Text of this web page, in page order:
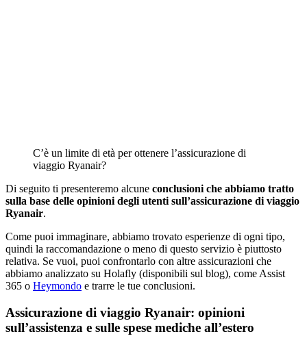
C’è un limite di età per ottenere l’assicurazione di
viaggio Ryanair?
Di seguito ti presenteremo alcune conclusioni che abbiamo tratto
sulla base delle opinioni degli utenti sull’assicurazione di viaggio
Ryanair.
Come puoi immaginare, abbiamo trovato esperienze di ogni tipo,
quindi la raccomandazione o meno di questo servizio è piuttosto
relativa. Se vuoi, puoi confrontarlo con altre assicurazioni che
abbiamo analizzato su Holafly (disponibili sul blog), come Assist
365 o Heymondo e trarre le tue conclusioni.
Assicurazione di viaggio Ryanair: opinioni
sull’assistenza e sulle spese mediche all’estero